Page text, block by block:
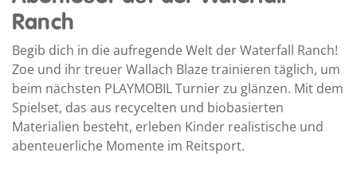
Ranch
Begib dich in die aufregende Welt der Waterfall Ranch!
Zoe und ihr treuer Wallach Blaze trainieren täglich, um
beim nächsten PLAYMOBIL Turnier zu glänzen. Mit dem
Spielset, das aus recycelten und biobasierten
Materialien besteht, erleben Kinder realistische und
abenteuerliche Momente im Reitsport.